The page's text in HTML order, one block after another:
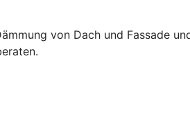
von Dach und Fassade